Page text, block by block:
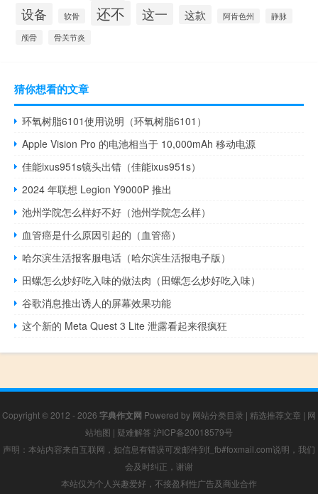
设备 软骨 还不 这一 这款 阿肯色州
静脉
颅骨
骨关节炎
猜你想看的文章
环氧树脂6101使用说明（环氧树脂6101）
Apple Vision Pro 的电池相当于 10,000mAh 移动电源
佳能ixus951s镜头出错（佳能ixus951s）
2024 年联想 Legion Y9000P 推出
池州学院怎么样好不好（池州学院怎么样）
血管癌是什么原因引起的（血管癌）
哈尔滨生活报客服电话（哈尔滨生活报电子版）
田螺怎么炒好吃入味的做法肉（田螺怎么炒好吃入味）
谷歌消息推出诱人的屏幕效果功能
这个新的 Meta Quest 3 Lite 泄露看起来很疯狂
Copyright © 2012 - 2026 字典作文网 Powered by 网站分类目录 | 精选推荐文章 | 网
站地图 | 疑难解答 沪ICP备20018579号
声明：本站内容来自互联网，如信息有错误可发邮件到f_fb#foxmail.com说明，我们
会及时纠正，谢谢
本站仅为个人兴趣爱好，不接盈利性广告及商业合作